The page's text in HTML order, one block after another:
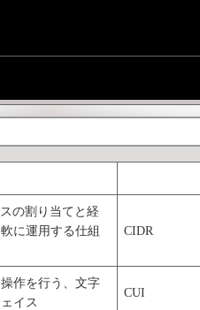
の割り当てと経
に運用する仕組
CIDR
作を行う、文字
イス
CUI